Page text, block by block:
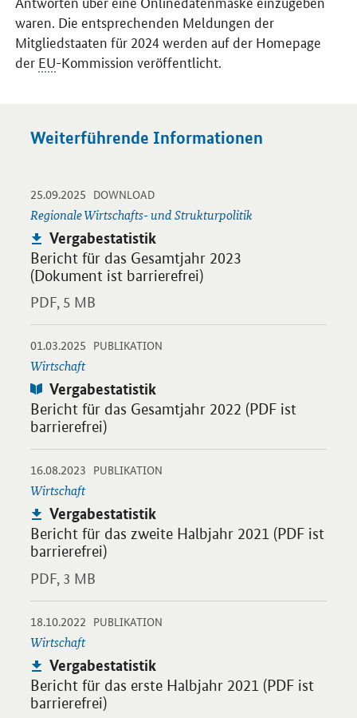
waren. Die entsprechenden Meldungen der
Mitgliedstaaten für 2024 werden auf der Homepage
der EU-Kommission veröffentlicht.
Weiterführende Informationen
25.09.2025 -
DOWNLOAD-
Regionale Wirtschafts- und Strukturpolitik
Publikation:
Vergabestatistik
Bericht für das Gesamtjahr 2023
(Dokument ist barrierefrei)
PDF, 5 MB
Öffnet PDF "Vergabestatistik" in neuem Fenster.
01.03.2025 -
PUBLIKATION
Wirtschaft
Publikation:
Vergabestatistik
Bericht für das Gesamtjahr 2022 (PDF ist
barrierefrei)
Öffnet PDF "Vergabestatistik" in neuem Fenster.
16.08.2023 -
PUBLIKATION
Wirtschaft
Publikation:
Vergabestatistik
Bericht für das zweite Halbjahr 2021 (PDF ist
barrierefrei)
PDF, 3 MB
Öffnet PDF "Vergabestatistik" in neuem Fenster.
18.10.2022 -
PUBLIKATION
Wirtschaft
Publikation:
Vergabestatistik
Bericht für das erste Halbjahr 2021 (PDF ist
barrierefrei)
Öffnet PDF "Vergabestatistik" in neuem Fenster.